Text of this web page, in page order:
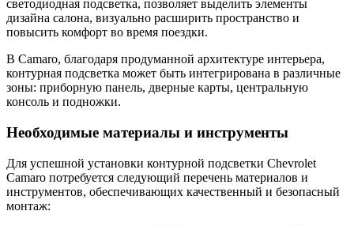
светодиодная подсветка, позволяет выделить элементы
дизайна салона, визуально расширить пространство и
повысить комфорт во время поездки.
В Camaro, благодаря продуманной архитектуре интерьера,
контурная подсветка может быть интегрирована в различные
зоны: приборную панель, дверные карты, центральную
консоль и подножки.
Необходимые материалы и инструменты
Для успешной установки контурной подсветки Chevrolet
Camaro потребуется следующий перечень материалов и
инструментов, обеспечивающих качественный и безопасный
монтаж: